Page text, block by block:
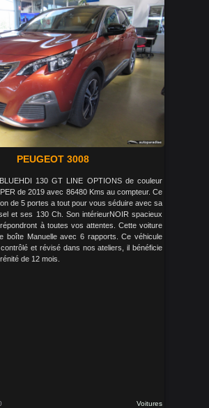
PEUGEOT 3008
130 GT LINE OPTIONS de couleur
de 2019 avec 86480 Kms au compteur. Ce
de 5 portes a tout pour vous séduire avec sa
et ses 130 Ch. Son intérieurNOIR spacieux
à toutes vos attentes. Cette voiture
boîte Manuelle avec 6 rapports. Ce véhicule
et révisé dans nos ateliers, il bénéficie
de 12 mois.
Voitures